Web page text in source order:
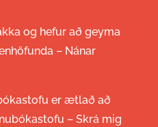
og hefur að geyma
– Nánar
er ætlað að
– Skrá mig